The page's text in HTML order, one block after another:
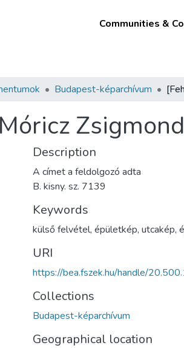
Communities &
Budapest-képarchívum
Description
A címet a feldolgozó adta
B. kisny. sz. 7139
Keywords
külső felvétel, épületkép, utcakép,
URI
https://bea.fszek.hu/handle/
Collections
Budapest-képarchívum
Geographical location